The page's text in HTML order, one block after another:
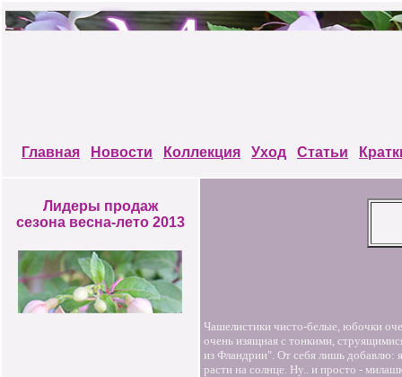
Главная Новости Коллекция Уход Статьи
Лидеры продаж
сезона весна-лето 2013
Чашелистики чисто-белые, юбочки
очень изящная с тонкими,
из Фландрии". От себя лишь добавлю:
расти на солнце. Ну.. и просто -